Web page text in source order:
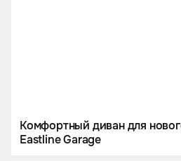
Комфортный диван для
Eastline Garage